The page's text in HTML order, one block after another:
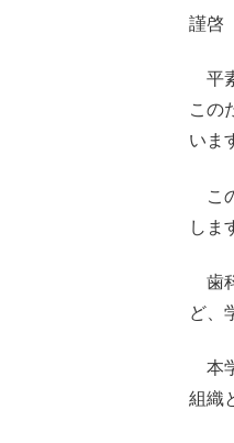
謹啓
平
この
いま
こ
しま
歯
ど、
本
組織